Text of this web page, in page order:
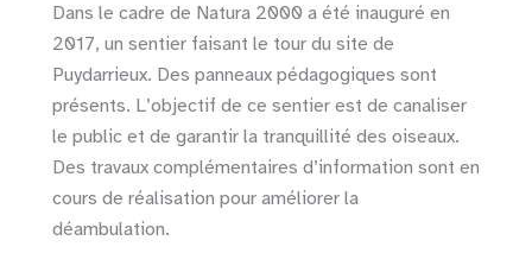
Dans le cadre de Natura 2000 a été inauguré en
2017, un sentier faisant le tour du site de
Puydarrieux. Des panneaux pédagogiques sont
présents. L’objectif de ce sentier est de canaliser
le public et de garantir la tranquillité des oiseaux.
Des travaux complémentaires d’information sont en
cours de réalisation pour améliorer la
déambulation.